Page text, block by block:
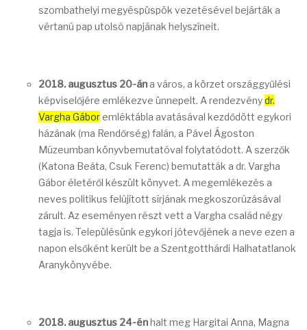
szombathelyi megyéspüspök vezetésével bejárták a
vértanú pap utolsó napjának helyszíneit.
2018. augusztus 20-án a város, a körzet országgyűlési
képviselőjére emlékezve ünnepelt. A rendezvénydr.
Vargha Gábor emléktábla avatásával kezdődött egykori
házának (ma Rendőrség) falán, a Pável Ágoston
Múzeumban könyvbemutatóval folytatódott. A szerzők
(Katona Beáta, Csuk Ferenc) bemutatták a dr. Vargha
Gábor életéről készült könyvet. A megemlékezés a
neves politikus felújított sírjának megkoszorúzásával
zárult. Az eseményen részt vett a Vargha család négy
tagja is. Településünk egykori jótevőjének a neve ezen a
napon elsőként került be a Szentgotthárdi Halhatatlanok
Aranykönyvébe.
2018. augusztus 24-énhalt meg Hargitai Anna, Magna